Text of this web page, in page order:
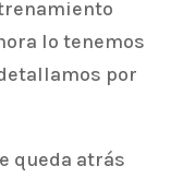
lo tenemos
por
queda atrás